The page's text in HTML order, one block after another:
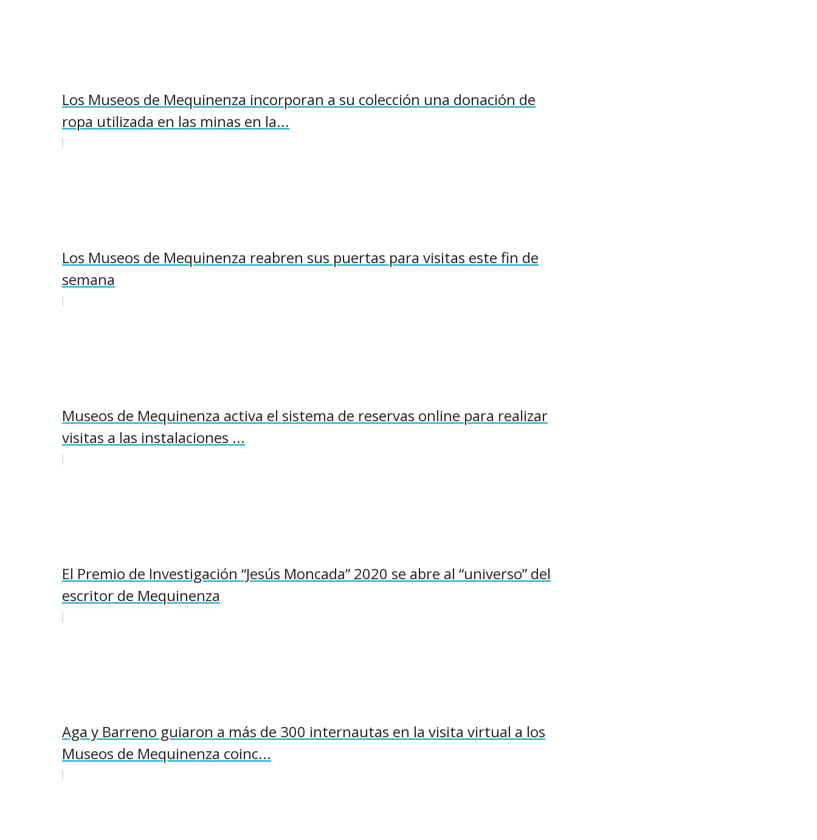
Los Museos de Mequinenza incorporan a su colección una donación de
ropa utilizada en las minas en la...
Los Museos de Mequinenza reabren sus puertas para visitas este fin de
semana
Museos de Mequinenza activa el sistema de reservas online para realizar
visitas a las instalaciones ...
El Premio de Investigación “Jesús Moncada” 2020 se abre al “universo” del
escritor de Mequinenza
Aga y Barreno guiaron a más de 300 internautas en la visita virtual a los
Museos de Mequinenza coinc...